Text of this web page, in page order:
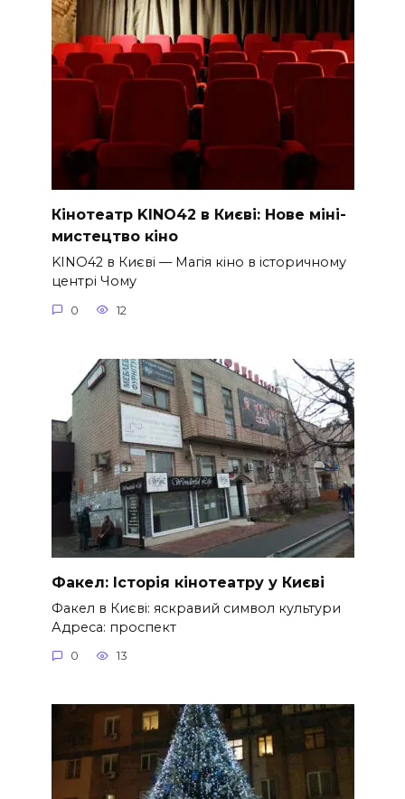
Кінотеатр KINO42 в Києві: Нове міні-
мистецтво кіно
KINO42 в Києві — Магія кіно в історичному
центрі Чому
0 12
Факел: Історія кінотеатру у Києві
Факел в Києві: яскравий символ культури
Адреса: проспект
0 13